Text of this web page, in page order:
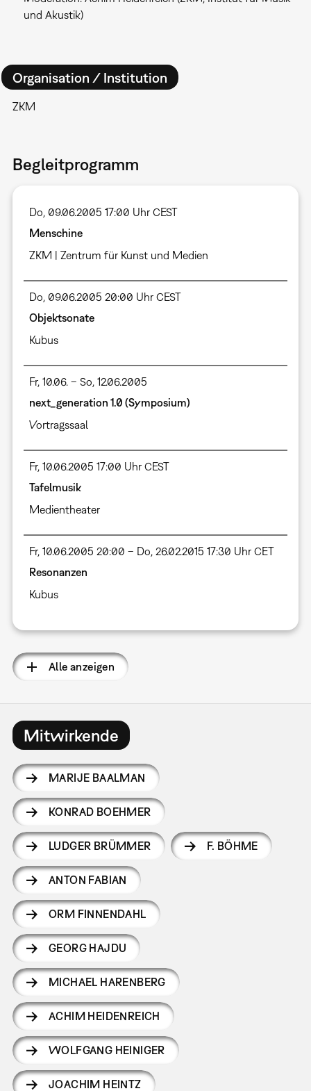
und Akustik)
Organisation / Institution
ZKM
Begleitprogramm
Do, 09.06.2005 17:00 Uhr CEST
Menschine
ZKM | Zentrum für Kunst und Medien
Do, 09.06.2005 20:00 Uhr CEST
Objektsonate
Kubus
Fr, 10.06. – So, 12.06.2005
next_generation 1.0 (Symposium)
Vortragssaal
Fr, 10.06.2005 17:00 Uhr CEST
Tafelmusik
Medientheater
Fr, 10.06.2005 20:00 – Do, 26.02.2015 17:30 Uhr CET
Resonanzen
Kubus
Alle anzeigen
Mitwirkende
MARIJE BAALMAN
KONRAD BOEHMER
LUDGER BRÜMMER F. BÖHME
ANTON FABIAN
ORM FINNENDAHL
GEORG HAJDU
MICHAEL HARENBERG
ACHIM HEIDENREICH
WOLFGANG HEINIGER
JOACHIM HEINTZ